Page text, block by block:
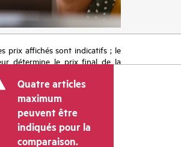
prix affichés sont indicatifs ; le
détermine le prix final de la
la TVA ou les taxes sur la vente
d’expédition. Le prix de la
déterminé par le revendeur
par rapport à d’autres
et au prix indicatif affiché.
indicatifs peuvent inclure des
Quatre articles
maximum
peuvent être
indiqués pour la
comparaison.